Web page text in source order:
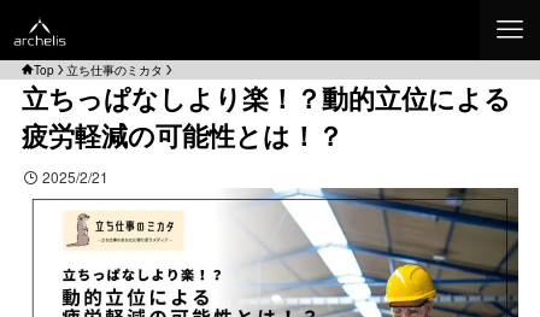
Top 立ち仕事のミカタ
立ちっぱなしより楽！？動的立位による
疲労軽減の可能性とは！？
2025/2/21